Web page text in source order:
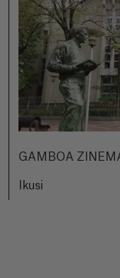
GAMBOA
Ikusi